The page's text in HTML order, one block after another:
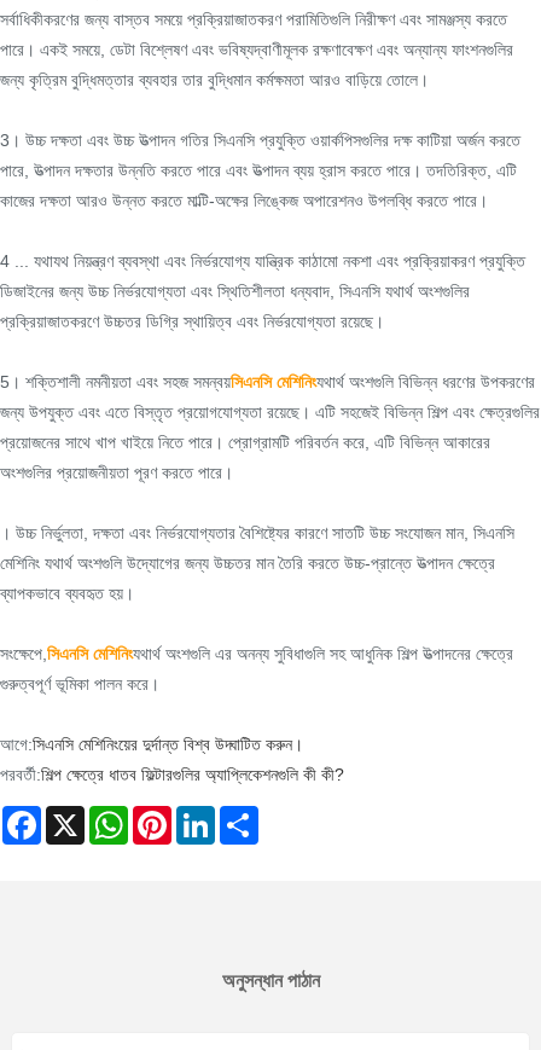
সর্বাধিকীকরণের জন্য বাস্তব সময়ে প্রক্রিয়াজাতকরণ পরামিতিগুলি নিরীক্ষণ এবং সামঞ্জস্য করতে
পারে। একই সময়ে, ডেটা বিশ্লেষণ এবং ভবিষ্যদ্বাণীমূলক রক্ষণাবেক্ষণ এবং অন্যান্য ফাংশনগুলির
জন্য কৃত্রিম বুদ্ধিমত্তার ব্যবহার তার বুদ্ধিমান কর্মক্ষমতা আরও বাড়িয়ে তোলে।
3। উচ্চ দক্ষতা এবং উচ্চ উত্পাদন গতির সিএনসি প্রযুক্তি ওয়ার্কপিসগুলির দক্ষ কাটিয়া অর্জন করতে
পারে, উত্পাদন দক্ষতার উন্নতি করতে পারে এবং উত্পাদন ব্যয় হ্রাস করতে পারে। তদতিরিক্ত, এটি
কাজের দক্ষতা আরও উন্নত করতে মাল্টি-অক্ষের লিঙ্কেজ অপারেশনও উপলব্ধি করতে পারে।
4 ... যথাযথ নিয়ন্ত্রণ ব্যবস্থা এবং নির্ভরযোগ্য যান্ত্রিক কাঠামো নকশা এবং প্রক্রিয়াকরণ প্রযুক্তি
ডিজাইনের জন্য উচ্চ নির্ভরযোগ্যতা এবং স্থিতিশীলতা ধন্যবাদ, সিএনসি যথার্থ অংশগুলির
প্রক্রিয়াজাতকরণে উচ্চতর ডিগ্রি স্থায়িত্ব এবং নির্ভরযোগ্যতা রয়েছে।
5। শক্তিশালী নমনীয়তা এবং সহজ সমন্বয়সিএনসি মেশিনিংযথার্থ অংশগুলি বিভিন্ন ধরণের উপকরণের
জন্য উপযুক্ত এবং এতে বিস্তৃত প্রয়োগযোগ্যতা রয়েছে। এটি সহজেই বিভিন্ন শিল্প এবং ক্ষেত্রগুলির
প্রয়োজনের সাথে খাপ খাইয়ে নিতে পারে। প্রোগ্রামটি পরিবর্তন করে, এটি বিভিন্ন আকারের
অংশগুলির প্রয়োজনীয়তা পূরণ করতে পারে।
। উচ্চ নির্ভুলতা, দক্ষতা এবং নির্ভরযোগ্যতার বৈশিষ্ট্যের কারণে সাতটি উচ্চ সংযোজন মান, সিএনসি
মেশিনিং যথার্থ অংশগুলি উদ্যোগের জন্য উচ্চতর মান তৈরি করতে উচ্চ-প্রান্তে উত্পাদন ক্ষেত্রে
ব্যাপকভাবে ব্যবহৃত হয়।
সংক্ষেপে, সিএনসি মেশিনিংযথার্থ অংশগুলি এর অনন্য সুবিধাগুলি সহ আধুনিক শিল্প উত্পাদনের ক্ষেত্রে
গুরুত্বপূর্ণ ভূমিকা পালন করে।
আগে:সিএনসি মেশিনিংয়ের দুর্দান্ত বিশ্ব উদ্ঘাটিত করুন।
পরবর্তী:শিল্প ক্ষেত্রে ধাতব ফিল্টারগুলির অ্যাপ্লিকেশনগুলি কী কী?
Facebook
X WhatsAppPinterestLinkedIn
অনুসন্ধান পাঠান